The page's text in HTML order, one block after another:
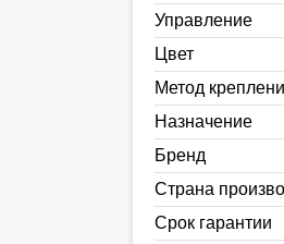
Управление
Цвет
Метод
Назначение
Бренд
Страна
Срок гарантии